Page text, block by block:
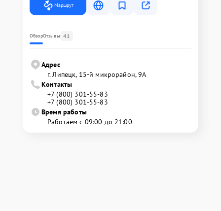
Маршрут
ОбзорОтзывы 41
Адрес
г. Липецк, 15-й микрорайон, 9А
Контакты
+7 (800) 301-55-83
+7 (800) 301-55-83
Время работы
Работаем с 09:00 до 21:00